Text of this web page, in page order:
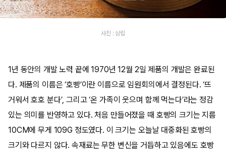
사진 : 삼립
1년 동안의 개발 노력 끝에 1970년 12월 2일 제품의 개발은 완료된
다. 제품의 이름은 ‘호빵’이란 이름으로 임원회의에서 결정된다. ‘뜨
거워서 호호 분다’, 그리고 ‘온 가족이 웃으며 함께 먹는다’라는 정감
있는 의미를 반영하고 있다. 처음 만들어졌을 때 호빵의 크기는 지름
10CM에 무게 109G 정도였다. 이 크기는 오늘날 대중화된 호빵의
크기와 다르지 않다. 속재료는 무한 변신을 거듭하고 있음에도 호빵